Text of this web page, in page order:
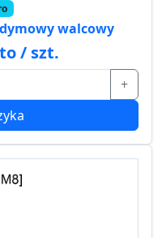
walcowy
/ szt.
+